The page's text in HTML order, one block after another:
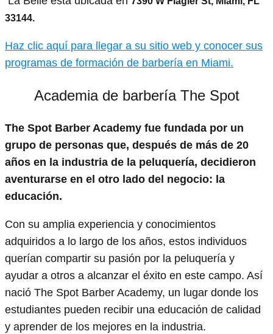
33144.
Haz clic aquí para llegar a su sitio web y conocer sus
programas de formación de barbería en Miami.
Academia de barbería The Spot
The Spot Barber Academy fue fundada por un
grupo de personas que, después de más de 20
años en la industria de la peluquería, decidieron
aventurarse en el otro lado del negocio: la
educación.
Con su amplia experiencia y conocimientos
adquiridos a lo largo de los años, estos individuos
querían compartir su pasión por la peluquería y
ayudar a otros a alcanzar el éxito en este campo. Así
nació The Spot Barber Academy, un lugar donde los
estudiantes pueden recibir una educación de calidad
y aprender de los mejores en la industria.